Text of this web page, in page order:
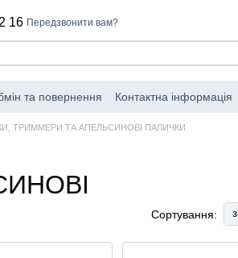
16 Передзвонити вам?
та повернення Контактна інформація
ТРИММЕРИ ТА АПЕЛЬСИНОВІ ПАЛИЧКИ
Сортування: